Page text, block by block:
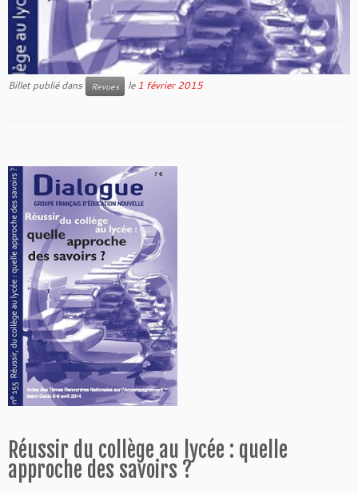
Billet publié dans Revues le1 février 2015
Réussir du collège au lycée : quelle
approche des savoirs ?